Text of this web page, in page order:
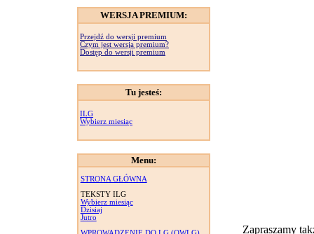
WERSJA PREMIUM:
Przejdź do wersji premium
Czym jest wersja premium?
Dostęp do wersji premium
Tu jesteś:
ILG
Wybierz miesiąc
Menu:
STRONA GŁÓWNA
TEKSTY ILG
Wybierz miesiąc
Dzisiaj
Jutro
Zapraszamy